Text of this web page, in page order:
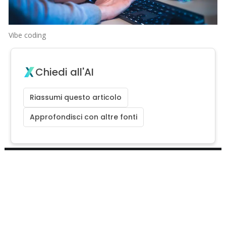
Vibe coding
Chiedi all'AI
Riassumi questo articolo
Approfondisci con altre fonti